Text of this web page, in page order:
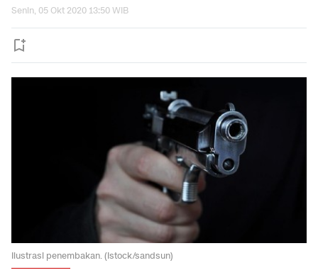
Senin, 05 Okt 2020 13:50 WIB
Ilustrasi penembakan. (Istock/sandsun)